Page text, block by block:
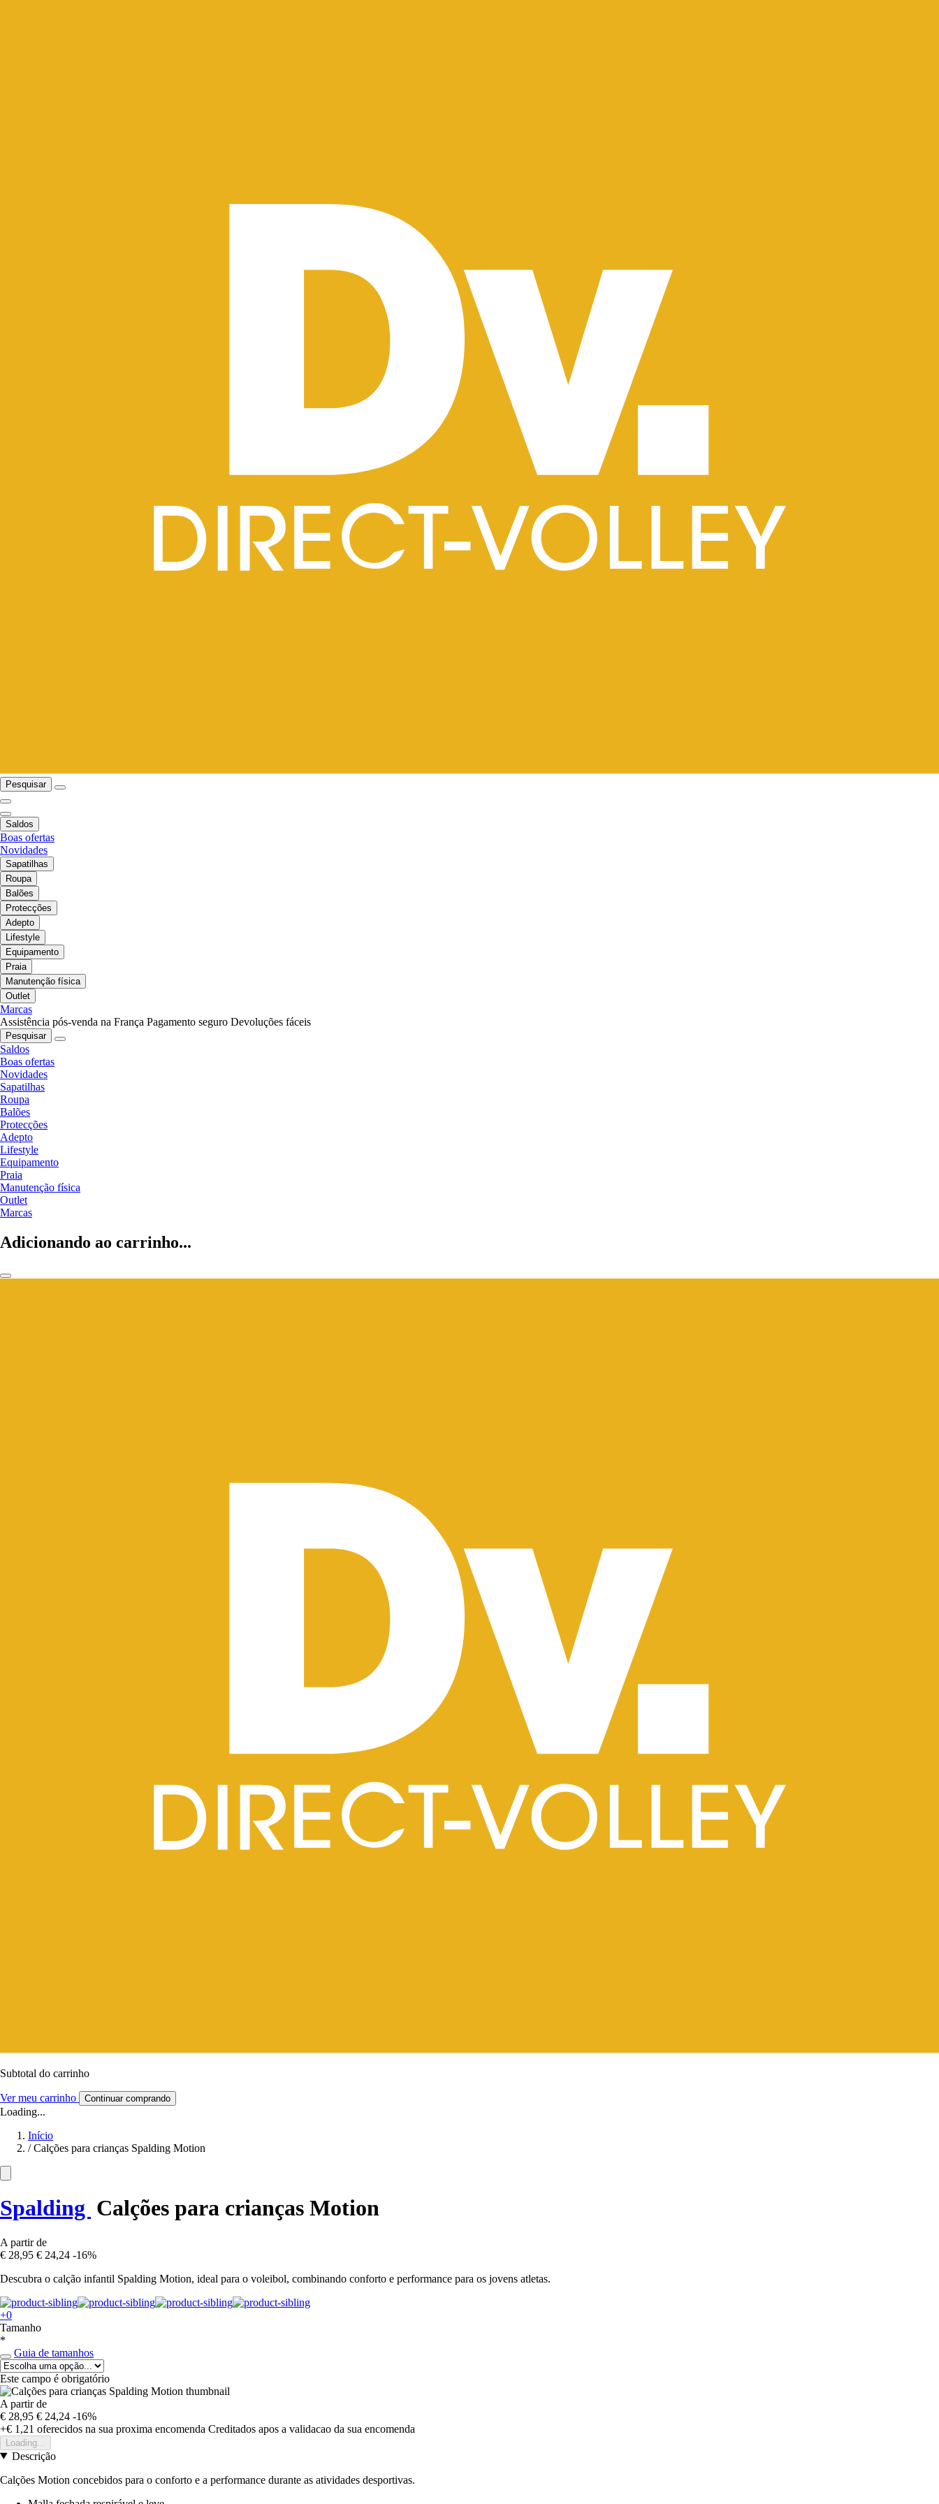
Pesquisar
Saldos
Boas ofertas
Novidades
Sapatilhas
Roupa
Balões
Protecções
Adepto
Lifestyle
Equipamento
Praia
Manutenção física
Outlet
Marcas
Assistência pós-venda na França Pagamento seguro Devoluções fáceis
Pesquisar
Saldos
Boas ofertas
Novidades
Sapatilhas
Roupa
Balões
Protecções
Adepto
Lifestyle
Equipamento
Praia
Manutenção física
Outlet
Marcas
Adicionando ao carrinho...
Subtotal do carrinho
Ver meu carrinho Continuar comprando
Loading...
Início
/ Calções para crianças Spalding Motion
Spalding Calções para crianças Motion
A partir de
€ 28,95 € 24,24 -16%
Descubra o calção infantil Spalding Motion, ideal para o voleibol, combinando conforto e performance para os jovens atletas.
+0
Tamanho
*
Guia de tamanhos
Este campo é obrigatório
A partir de
€ 28,95 € 24,24 -16%
+€ 1,21 oferecidos na sua proxima encomenda Creditados apos a validacao da sua encomenda
Loading...
Descrição
Calções Motion concebidos para o conforto e a performance durante as atividades desportivas.